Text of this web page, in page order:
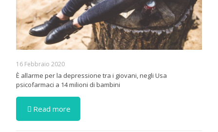
16 Febbraio 2020
È allarme per la depressione tra i giovani, negli Usa
psicofarmaci a 14 milioni di bambini
Read more